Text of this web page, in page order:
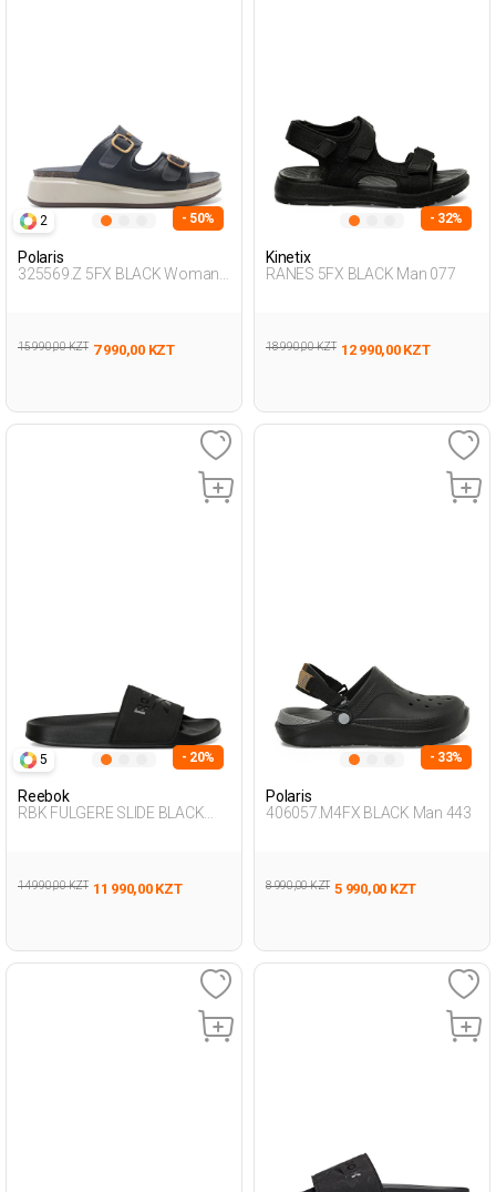
2 - 50%
Polaris
325569.Z 5FX BLACK Woman
15 990,00 KZT 7 990,00 KZT
- 32%
Kinetix
RANES 5FX BLACK Man 077
18 990,00 KZT 12 990,00 KZT
5 - 20%
Reebok
RBK FULGERE SLIDE BLACK
14 990,00 KZT 11 990,00 KZT
- 33%
Polaris
406057.M4FX BLACK Man 443
8 990,00 KZT 5 990,00 KZT